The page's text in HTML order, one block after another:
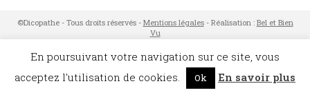
©Dicopathe - Tous droits réservés - Mentions légales- Réalisation : Bel et Bien
Vu
Abonnez-vous !
En poursuivant votre navigation sur ce site, vous
acceptez l'utilisation de cookies.
Ok En savoir plus